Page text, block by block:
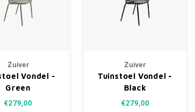
Zuiver
Vondel -
Green
€279,00
Zuiver
Tuinstoel Vondel -
Black
€279,00